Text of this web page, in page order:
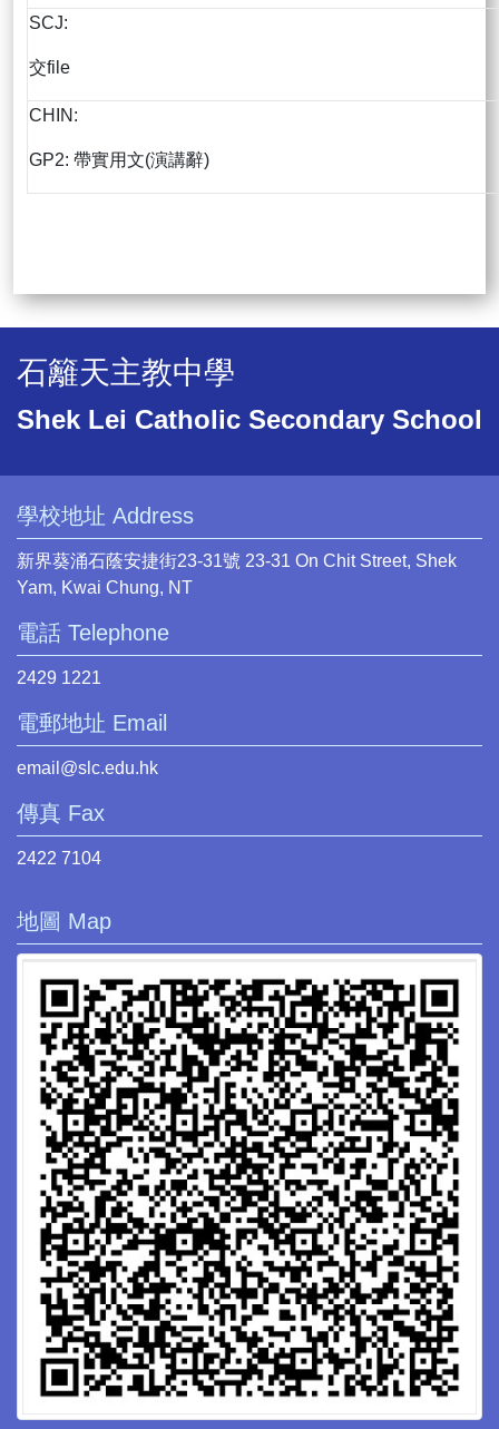
SCJ:
交file
CHIN:
GP2: 帶實用文(演講辭)
石籬天主教中學
Shek Lei Catholic Secondary School
學校地址 Address
新界葵涌石蔭安捷街23-31號 23-31 On Chit Street, Shek
Yam, Kwai Chung, NT
電話 Telephone
2429 1221
電郵地址 Email
email@slc.edu.hk
傳真 Fax
2422 7104
地圖 Map